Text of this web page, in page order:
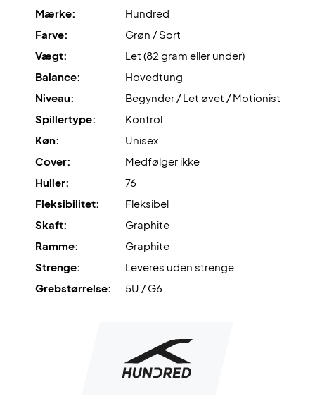
Ekspertrådgivning:
Til denne ketcher anbefaler vi en
hårdhed.
Leveres uden cover.
Mærke:
Hundred
Farve:
Grøn / Sort
Vægt:
Let (82 gram eller under)
Balance:
Hovedtung
Niveau:
Begynder / Let øvet / Motionist
Spillertype:
Kontrol
Køn:
Unisex
Cover:
Medfølger ikke
Huller:
76
Fleksibilitet:
Fleksibel
Skaft:
Graphite
Ramme:
Graphite
Strenge:
Leveres uden strenge
Grebstørrelse:
5U / G6